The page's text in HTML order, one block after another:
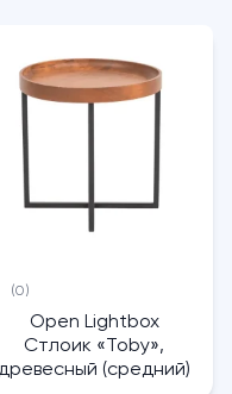
(0)
Open Lightbox
Стлоик «Toby»,
(средний)